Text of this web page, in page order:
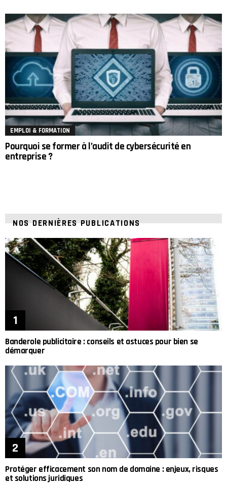
EMPLOI & FORMATION
Pourquoi se former à l’audit de cybersécurité en
entreprise ?
NOS DERNIÈRES PUBLICATIONS
Banderole publicitaire : conseils et astuces pour bien se
démarquer
Protéger efficacement son nom de domaine : enjeux, risques
et solutions juridiques